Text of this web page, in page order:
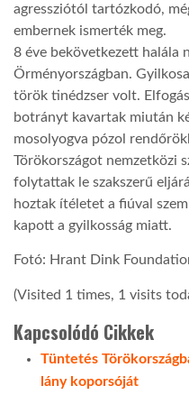
agressziótól tartózkodó,
embernek ismerték meg.
8 éve bekövetkezett halála
Örményországban.
török tinédzser volt.
botrányt kavartak miután
mosolyogva pózol
Törökországot nemzetközi
folytattak le szakszerű
hoztak ítéletet a fiúval
kapott a gyilkosság miatt.
Fotó: Hrant Dink
(Visited 1 times, 1 visits
Kapcsolódó Cikkek
Tüntetés
lány koporsóját